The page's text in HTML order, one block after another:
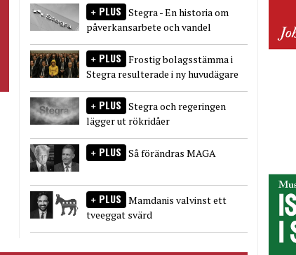
PLUS Stegra - En historia om
påverkansarbete och vandel
PLUS Frostig bolagsstämma i
Stegra resulterade i ny huvudägare
PLUS Stegra och regeringen
lägger ut rökridåer
PLUS Så förändras MAGA
PLUS Mamdanis valvinst ett
tveeggat svärd